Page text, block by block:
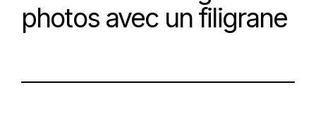
photos avec un filigrane